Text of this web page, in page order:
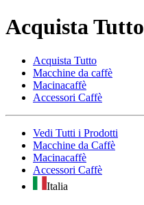
Acquista Tutto
Acquista Tutto
Macchine da caffè
Macinacaffè
Accessori Caffè
Vedi Tutti i Prodotti
Macchine da Caffè
Macinacaffè
Accessori Caffè
Italia